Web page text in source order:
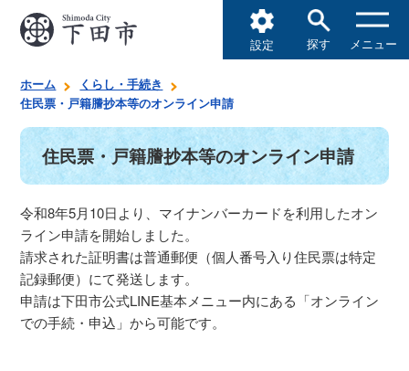
設定 探す メニュー
ホーム
くらし・手続き
住民票・戸籍謄抄本等のオンライン申請
住民票・戸籍謄抄本等のオンライン申請
令和8年5月10日より、マイナンバーカードを利用したオン
ライン申請を開始しました。
請求された証明書は普通郵便（個人番号入り住民票は特定
記録郵便）にて発送します。
申請は下田市公式LINE基本メニュー内にある「オンライン
での手続・申込」から可能です。